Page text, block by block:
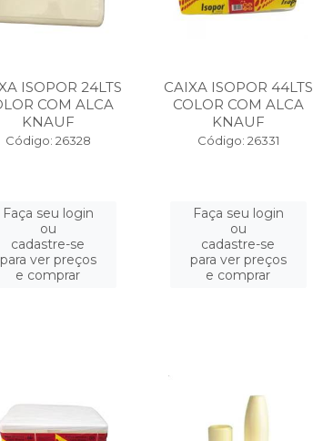
ISOPOR 24LTS
COM ALCA
KNAUF
Código: 26328
Faça seu login
ou
cadastre-se
para ver preços
e comprar
CAIXA ISOPOR 44LTS
COLOR COM ALCA
KNAUF
Código: 26331
Faça seu login
ou
cadastre-se
para ver preços
e comprar